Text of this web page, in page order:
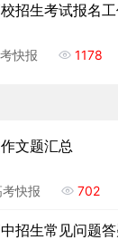
招生考试报名工
快报 1178
文题汇总
考快报 702
招生常见问题